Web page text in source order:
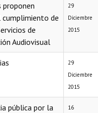
Especiales
Mandato Cumplido
Nacional
proponen
de
de
Audiovisual
29
Diciembre
2015
29
Diciembre
2015
pública por la
16